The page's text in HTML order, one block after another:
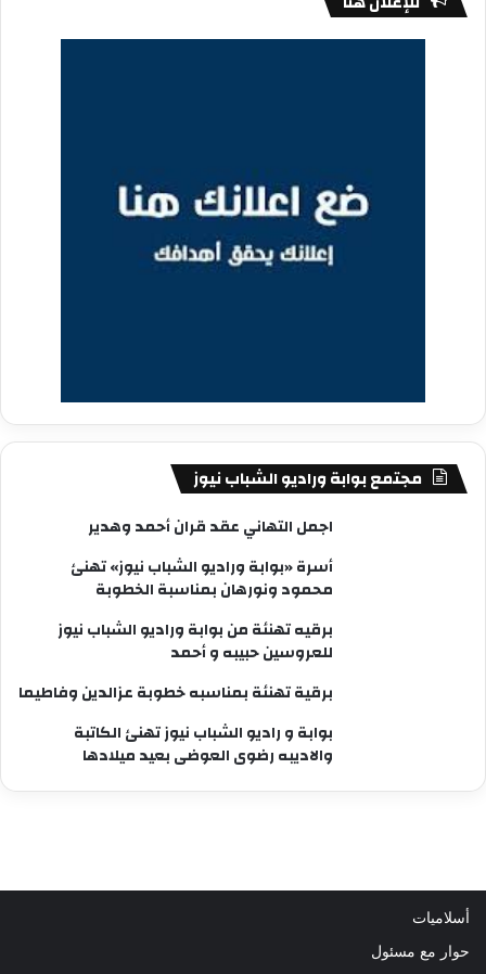
مجتمع بوابة وراديو الشباب نيوز
اجمل التهاني عقد قران أحمد وهدير
أسرة «بوابة وراديو الشباب نيوز» تهنئ
محمود ونورهان بمناسبة الخطوبة
برقيه تهنئة من بوابة وراديو الشباب نيوز
للعروسين حبيبه و أحمد
برقية تهنئة بمناسبه خطوبة عزالدين وفاطيما
بوابة و راديو الشباب نيوز تهنئ الكاتبة
والاديبه رضوى العوضى بعيد ميلادها
أسلاميات
حوار مع مسئول